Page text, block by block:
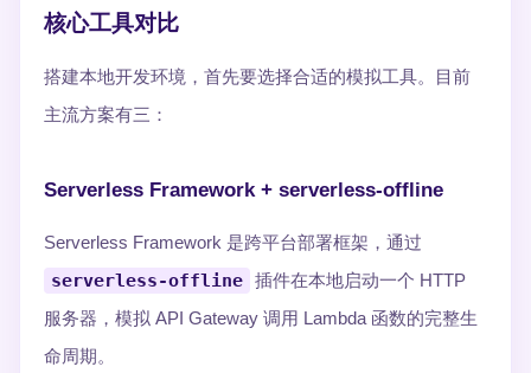
核心工具对比
搭建本地开发环境，首先要选择合适的模拟工具。目前
主流方案有三：
Serverless Framework + serverless-offline
Serverless Framework 是跨平台部署框架，通过
serverless-offline 插件在本地启动一个 HTTP
服务器，模拟 API Gateway 调用 Lambda 函数的完整生
命周期。